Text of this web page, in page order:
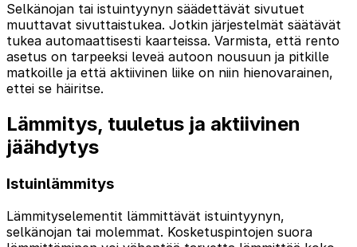
Selkänojan tai istuintyynyn säädettävät sivutuet
muuttavat sivuttaistukea. Jotkin järjestelmät säätävät
tukea automaattisesti kaarteissa. Varmista, että rento
asetus on tarpeeksi leveä autoon nousuun ja pitkille
matkoille ja että aktiivinen liike on niin hienovarainen,
ettei se häiritse.
Lämmitys, tuuletus ja aktiivinen
jäähdytys
Istuinlämmitys
Lämmityselementit lämmittävät istuintyynyn,
selkänojan tai molemmat. Kosketuspintojen suora